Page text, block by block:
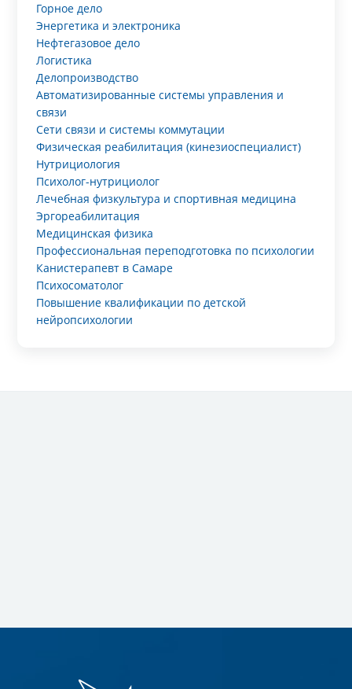
Горное дело
Энергетика и электроника
Нефтегазовое дело
Логистика
Делопроизводство
Автоматизированные системы управления и
связи
Сети связи и системы коммутации
Физическая реабилитация (кинезиоспециалист)
Нутрициология
Психолог-нутрициолог
Лечебная физкультура и спортивная медицина
Эргореабилитация
Медицинская физика
Профессиональная переподготовка по психологии
Канистерапевт в Самаре
Психосоматолог
Повышение квалификации по детской
нейропсихологии